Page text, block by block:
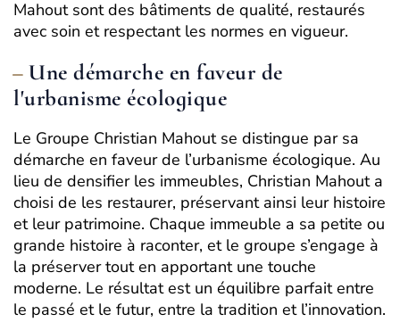
Mahout sont des bâtiments de qualité, restaurés
avec soin et respectant les normes en vigueur.
Une démarche en faveur de
l'urbanisme écologique
Le Groupe Christian Mahout se distingue par sa
démarche en faveur de l’urbanisme écologique. Au
lieu de densifier les immeubles, Christian Mahout a
choisi de les restaurer, préservant ainsi leur histoire
et leur patrimoine. Chaque immeuble a sa petite ou
grande histoire à raconter, et le groupe s’engage à
la préserver tout en apportant une touche
moderne. Le résultat est un équilibre parfait entre
le passé et le futur, entre la tradition et l’innovation.